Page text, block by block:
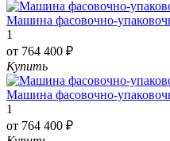
Машина фасовочно-
1
от 764 400 ₽
Купить
Машина фасовочно-
1
от 764 400 ₽